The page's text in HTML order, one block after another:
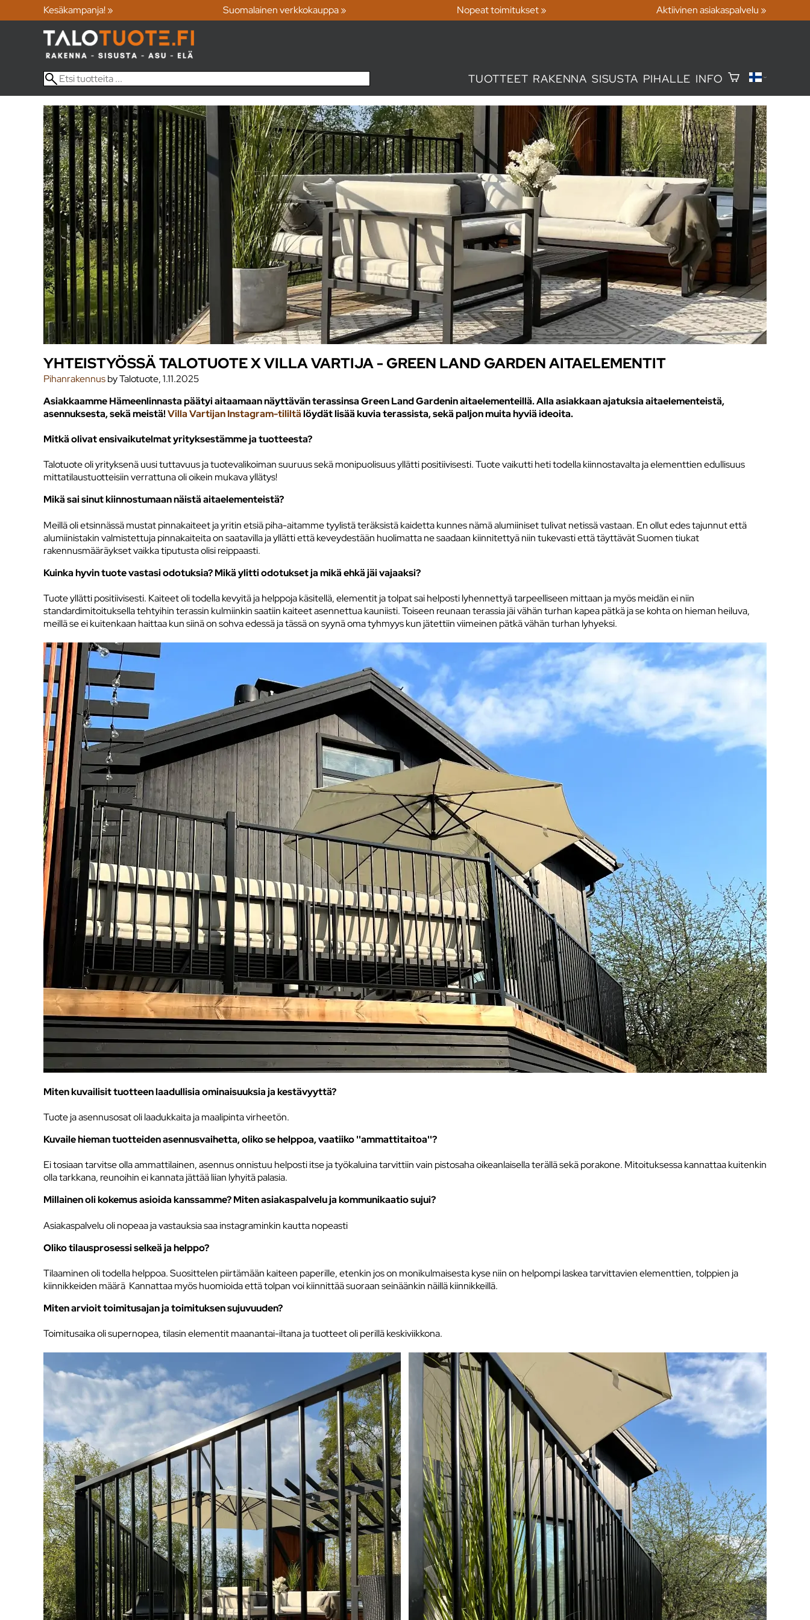
Kesäkampanja! » Suomalainen verkkokauppa » Nopeat toimitukset » Aktiivinen asiakaspalvelu »
TUOTTEET RAKENNA SISUSTA PIHALLE INFO
YHTEISTYÖSSÄ TALOTUOTE X VILLA VARTIJA - GREEN LAND GARDEN AITAELEMENTIT
Pihanrakennusby Talotuote, 1.11.2025
Asiakkaamme Hämeenlinnasta päätyi aitaamaan näyttävän terassinsa Green Land Gardenin aitaelementeillä. Alla asiakkaan ajatuksia aitaelementeistä,
asennuksesta, sekä meistä!Villa Vartijan Instagram-tililtälöydät lisää kuvia terassista, sekä paljon muita hyviä ideoita.
Mitkä olivat ensivaikutelmat yrityksestämme ja tuotteesta?
Talotuote oli yrityksenä uusi tuttavuus ja tuotevalikoiman suuruus sekä monipuolisuus yllätti positiivisesti. Tuote vaikutti heti todella kiinnostavalta ja elementtien edullisuus
mittatilaustuotteisiin verrattuna oli oikein mukava yllätys!
Mikä sai sinut kiinnostumaan näistä aitaelementeistä?
Meillä oli etsinnässä mustat pinnakaiteet ja yritin etsiä piha-aitamme tyylistä teräksistä kaidetta kunnes nämä alumiiniset tulivat netissä vastaan. En ollut edes tajunnut että
alumiinistakin valmistettuja pinnakaiteita on saatavilla ja yllätti että keveydestään huolimatta ne saadaan kiinnitettyä niin tukevasti että täyttävät Suomen tiukat
rakennusmääräykset vaikka tiputusta olisi reippaasti.
Kuinka hyvin tuote vastasi odotuksia? Mikä ylitti odotukset ja mikä ehkä jäi vajaaksi?
Tuote yllätti positiivisesti. Kaiteet oli todella kevyitä ja helppoja käsitellä, elementit ja tolpat sai helposti lyhennettyä tarpeelliseen mittaan ja myös meidän ei niin
standardimitoituksella tehtyihin terassin kulmiinkin saatiin kaiteet asennettua kauniisti. Toiseen reunaan terassia jäi vähän turhan kapea pätkä ja se kohta on hieman heiluva,
meillä se ei kuitenkaan haittaa kun siinä on sohva edessä ja tässä on syynä oma tyhmyys kun jätettiin viimeinen pätkä vähän turhan lyhyeksi.
Miten kuvailisit tuotteen laadullisia ominaisuuksia ja kestävyyttä?
Tuote ja asennusosat oli laadukkaita ja maalipinta virheetön.
Kuvaile hieman tuotteiden asennusvaihetta, oliko se helppoa, vaatiiko ''ammattitaitoa''?
Ei tosiaan tarvitse olla ammattilainen, asennus onnistuu helposti itse ja työkaluina tarvittiin vain pistosaha oikeanlaisella terällä sekä porakone. Mitoituksessa kannattaa kuitenkin
olla tarkkana, reunoihin ei kannata jättää liian lyhyitä palasia.
Millainen oli kokemus asioida kanssamme? Miten asiakaspalvelu ja kommunikaatio sujui?
Asiakaspalvelu oli nopeaa ja vastauksia saa instagraminkin kautta nopeasti
Oliko tilausprosessi selkeä ja helppo?
Tilaaminen oli todella helppoa. Suosittelen piirtämään kaiteen paperille, etenkin jos on monikulmaisesta kyse niin on helpompi laskea tarvittavien elementtien, tolppien ja
kiinnikkeiden määrä Kannattaa myös huomioida että tolpan voi kiinnittää suoraan seinäänkin näillä kiinnikkeillä.
Miten arvioit toimitusajan ja toimituksen sujuvuuden?
Toimitusaika oli supernopea, tilasin elementit maanantai-iltana ja tuotteet oli perillä keskiviikkona.